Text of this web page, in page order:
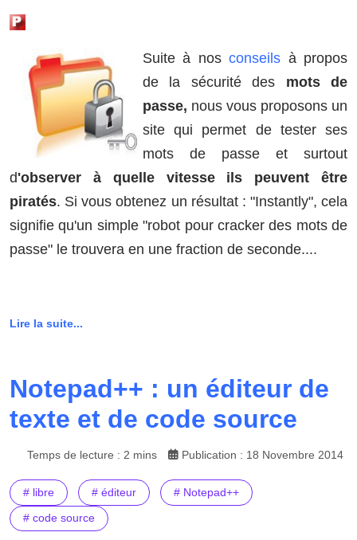
Suite à nosconseils à propos
de la sécurité des mots de
passe, nous vous proposons un
site qui permet de tester ses
mots de passe et surtout
d'observer à quelle vitesse ils peuvent être
piratés. Si vous obtenez un résultat : "Instantly", cela
signifie qu'un simple "robot pour cracker des mots de
passe" le trouvera en une fraction de seconde....
Lire la suite...
Notepad++ : un éditeur de
texte et de code source
Temps de lecture : 2 mins Publication : 18 Novembre 2014
# libre # éditeur # Notepad++
# code source